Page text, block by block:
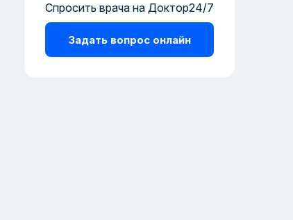
Спросить врача на Доктор24/7
Задать вопрос онлайн